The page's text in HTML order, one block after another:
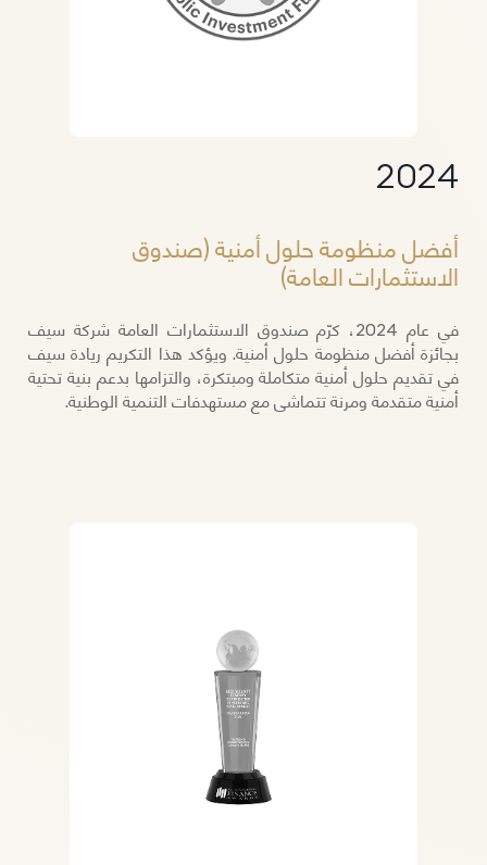
2024
أفضل منظومة حلول أمنية (صندوق
الاستثمارات العامة)
في عام 2024، كرّم صندوق الاستثمارات العامة شركة سيف
بجائزة أفضل منظومة حلول أمنية. ويؤكد هذا التكريم ريادة سيف
في تقديم حلول أمنية متكاملة ومبتكرة، والتزامها بدعم بنية تحتية
أمنية متقدمة ومرنة تتماشى مع مستهدفات التنمية الوطنية.